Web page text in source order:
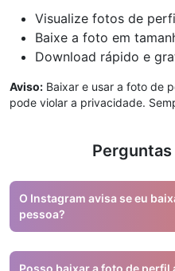
Visualize fotos de
Baixe a foto em
Download rápido e
Aviso: Baixar e usar a foto de
pode violar a privacidade.
O Instagram avisa se eu
pessoa?
Claro que não. Todas as
anônimas. Ninguém saberá.